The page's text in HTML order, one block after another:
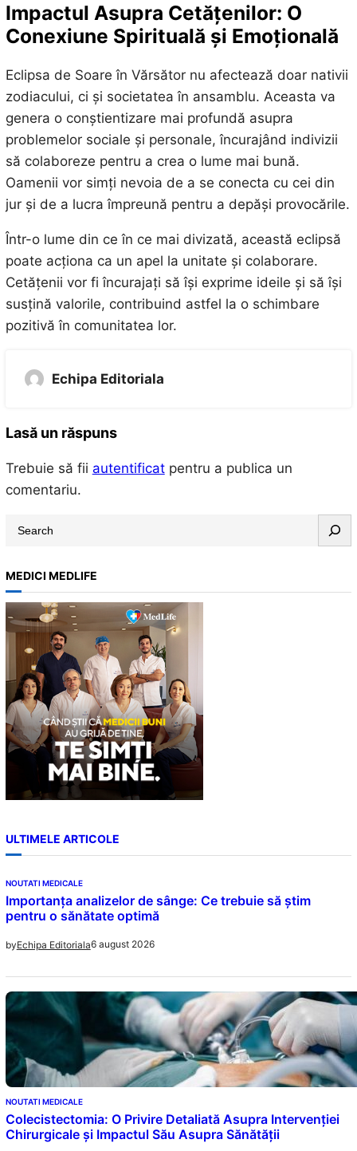
Impactul Asupra Cetățenilor: O
Conexiune Spirituală și Emoțională
Eclipsa de Soare în Vărsător nu afectează doar nativii
zodiacului, ci și societatea în ansamblu. Aceasta va
genera o conștientizare mai profundă asupra
problemelor sociale și personale, încurajând indivizii
să colaboreze pentru a crea o lume mai bună.
Oamenii vor simți nevoia de a se conecta cu cei din
jur și de a lucra împreună pentru a depăși provocările.
Într-o lume din ce în ce mai divizată, această eclipsă
poate acționa ca un apel la unitate și colaborare.
Cetățenii vor fi încurajați să își exprime ideile și să își
susțină valorile, contribuind astfel la o schimbare
pozitivă în comunitatea lor.
Echipa Editoriala
Lasă un răspuns
Trebuie să fii autentificatpentru a publica un
comentariu.
r
c
h
MEDICI MEDLIFE
ULTIMELE ARTICOLE
NOUTATI MEDICALE
Importanța analizelor de sânge: Ce trebuie să știm
pentru o sănătate optimă
byEchipa Editoriala6 august 2026
NOUTATI MEDICALE
Colecistectomia: O Privire Detaliată Asupra Intervenției
Chirurgicale și Impactul Său Asupra Sănătății